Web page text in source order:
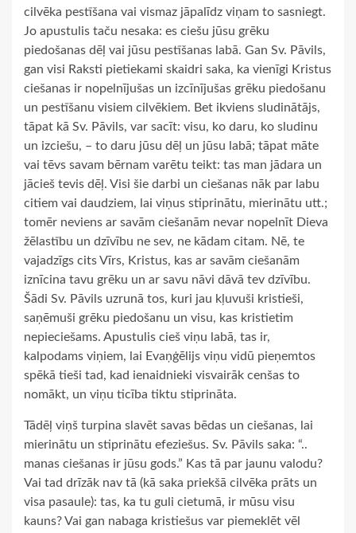
cilvēka pestīšana vai vismaz jāpalīdz viņam to sasniegt.
Jo apustulis taču nesaka: es ciešu jūsu grēku
piedošanas dēļ vai jūsu pestīšanas labā. Gan Sv. Pāvils,
gan visi Raksti pietiekami skaidri saka, ka vienīgi Kristus
ciešanas ir nopelnījušas un izcīnījušas grēku piedošanu
un pestīšanu visiem cilvēkiem. Bet ikviens sludinātājs,
tāpat kā Sv. Pāvils, var sacīt: visu, ko daru, ko sludinu
un izciešu, – to daru jūsu dēļ un jūsu labā; tāpat māte
vai tēvs savam bērnam varētu teikt: tas man jādara un
jācieš tevis dēļ. Visi šie darbi un ciešanas nāk par labu
citiem vai daudziem, lai viņus stiprinātu, mierinātu utt.;
tomēr neviens ar savām ciešanām nevar nopelnīt Dieva
žēlastību un dzīvību ne sev, ne kādam citam. Nē, te
vajadzīgs cits Vīrs, Kristus, kas ar savām ciešanām
iznīcina tavu grēku un ar savu nāvi dāvā tev dzīvību.
Šādi Sv. Pāvils uzrunā tos, kuri jau kļuvuši kristieši,
saņēmuši grēku piedošanu un visu, kas kristietim
nepieciešams. Apustulis cieš viņu labā, tas ir,
kalpodams viņiem, lai Evaņģēlijs viņu vidū pieņemtos
spēkā tieši tad, kad ienaidnieki visvairāk cenšas to
nomākt, un viņu ticība tiktu stiprināta.
Tādēļ viņš turpina slavēt savas bēdas un ciešanas, lai
mierinātu un stiprinātu efeziešus. Sv. Pāvils saka: “..
manas ciešanas ir jūsu gods.” Kas tā par jaunu valodu?
Vai tad drīzāk nav tā (kā saka priekšā cilvēka prāts un
visa pasaule): tas, ka tu guli cietumā, ir mūsu visu
kauns? Vai gan nabaga kristiešus var piemeklēt vēl